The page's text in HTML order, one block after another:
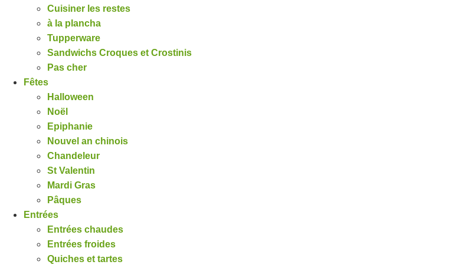
Cuisiner les restes
à la plancha
Tupperware
Sandwichs Croques et Crostinis
Pas cher
Fêtes
Halloween
Noël
Epiphanie
Nouvel an chinois
Chandeleur
St Valentin
Mardi Gras
Pâques
Entrées
Entrées chaudes
Entrées froides
Quiches et tartes